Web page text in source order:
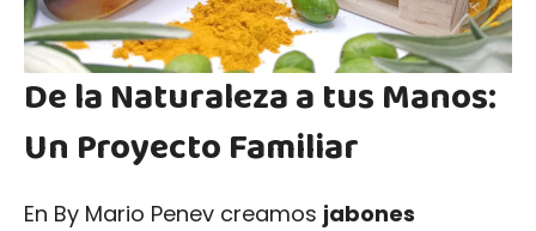
De la Naturaleza a tus Manos:
Un Proyecto Familiar
En By Mario Penev creamos jabones